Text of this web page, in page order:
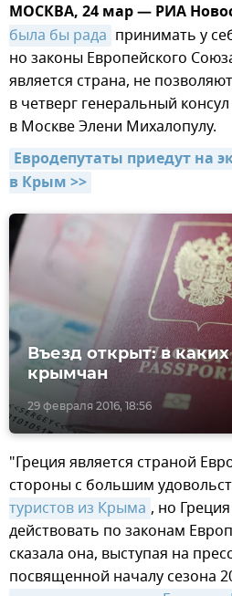
МОСКВА, 24 мар — РИА
была бы рада принимать у
но законы Европейского
является страна, не
в четверг генеральный
в Москве Элени Михалопулу.
Евродепутаты приедут на
в Крым >>
29 февраля 2016, 18:56
Въезд открыт: в
крымчан
"Греция является страной
стороны с большим
туристов из Крыма , но
действовать по законам
сказала она, выступая на
посвященной началу сезона